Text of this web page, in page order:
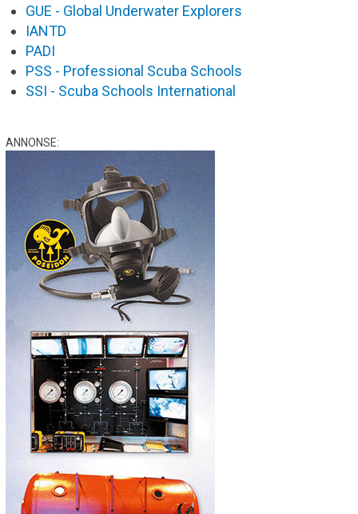
GUE - Global Underwater Explorers
IANTD
PADI
PSS - Professional Scuba Schools
SSI - Scuba Schools International
ANNONSE: